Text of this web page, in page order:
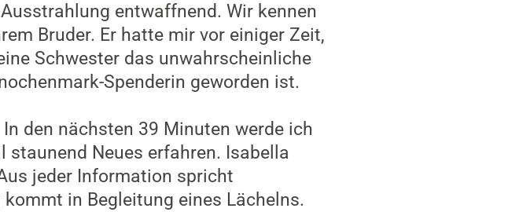
entwaffnend. Wir kennen
Bruder. Er hatte mir vor einiger Zeit,
Schwester das unwahrscheinliche
Spenderin geworden ist.
den nächsten 39 Minuten werde ich
staunend Neues erfahren. Isabella
jeder Information spricht
in Begleitung eines Lächelns.